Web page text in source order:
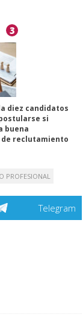
3
diez candidatos
si
buena
reclutamiento
PROFESIONAL
Telegram